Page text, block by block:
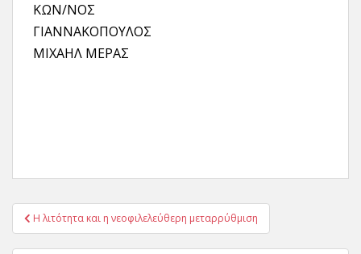
ΚΩΝ/ΝΟΣ
ΓΙΑΝΝΑΚΟΠΟΥΛΟΣ
ΜΙΧΑΗΛ ΜΕΡΑΣ
Πλοήγηση
άρθρων
Η λιτότητα και η νεοφιλελεύθερη μεταρρύθμιση